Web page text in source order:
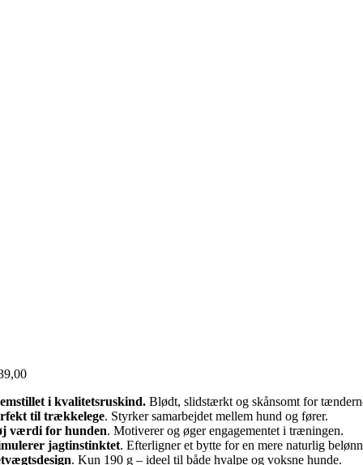
i kvalitetsruskind. Blødt, slidstærkt og skånsomt for
til trækkelege. Styrker samarbejdet mellem hund og fører.
værdi for hunden. Motiverer og øger engagementet i træningen.
jagtinstinktet. Efterligner et bytte for en mere naturlig
. Kun 190 g – ideel til både hvalpe og voksne hunde.